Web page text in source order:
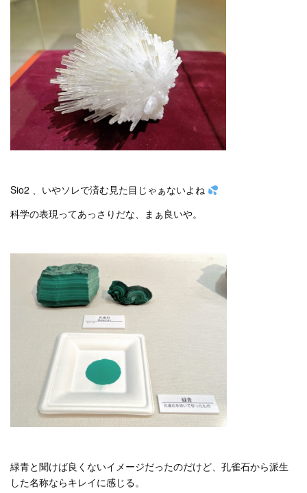
Sio2 、いやソレで済む見た目じゃぁないよね
科学の表現ってあっさりだな、まぁ良いや。
緑青と聞けば良くないイメージだったのだけど、孔雀石から派生
した名称ならキレイに感じる。